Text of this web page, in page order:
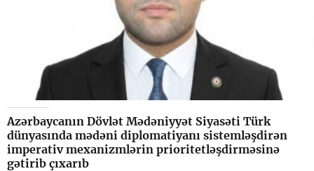
Azərbaycanın Dövlət Mədəniyyət Siyasəti Türk
dünyasında mədəni diplomatiyanı sistemləşdirən
imperativ mexanizmlərin prioritetləşdirməsinə
gətirib çıxarıb